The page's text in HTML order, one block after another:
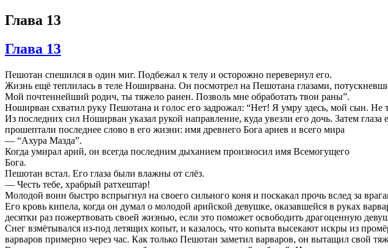
Глава 13
Глава 13
Пешотан спешился в один миг. Подбежал к телу и осторожно перевернул его.
Жизнь ещё теплилась в теле Ноширвана. Он посмотрел на Пешотана глазами,
Мой почтеннейший родич, ты тяжело ранен. Позволь мне обработать твои раны”.
Ноширван схватил руку Пешотана и голос его задрожал: “Нет! Я умру здесь, мой сын.
Из последних сил Ноширван указал рукой направление, куда увезли его дочь. Затем
прошептали последнее слово в его жизни: имя древнего Бога ариев и всего мира
— “Ахура Мазда”.
Когда умирал арий, он всегда последним дыханием произносил имя Всемогущего
Бога.
Пешотан встал. Его глаза были влажны от слёз.
— Честь тебе, храбрый ратхештар!
Молодой воин быстро вспрыгнул на своего сильного коня и поскакал прочь вслед за
Его кровь кипела, когда он думал о молодой арийской девушке, оказавшейся в руках
десятки раз пожертвовать своей жизнью, если это поможет освободить драгоценную
Снег взмётывался из-под летящих копыт, и казалось, что копыта высекают искры из
варваров примерно через час. Как только Пешотан заметил варваров, он вытащил свой